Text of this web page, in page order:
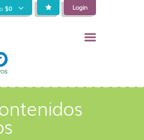
$0 Login